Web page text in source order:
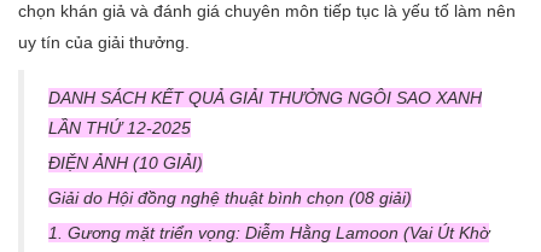
chọn khán giả và đánh giá chuyên môn tiếp tục là yếu tố làm nên
uy tín của giải thưởng.
DANH SÁCH KẾT QUẢ GIẢI THƯỞNG NGÔI SAO XANH
LẦN THỨ 12-2025
ĐIỆN ẢNH (10 GIẢI)
Giải do Hội đồng nghệ thuật bình chọn (08 giải)
1. Gương mặt triển vọng: Diễm Hằng Lamoon (Vai Út Khờ